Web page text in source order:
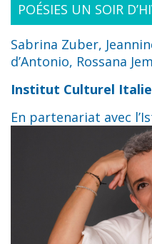
POÉSIES UN SOIR
Sabrina Zuber,
d’Antonio, Rossana
Institut Culturel
En partenariat avec